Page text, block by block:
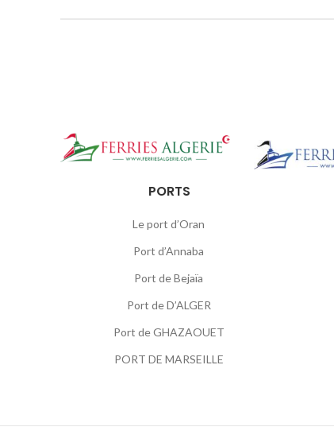
PORTS
Le port d’Oran
Port d’Annaba
Port de Bejaïa
Port de D’ALGER
Port de GHAZAOUET
PORT DE MARSEILLE